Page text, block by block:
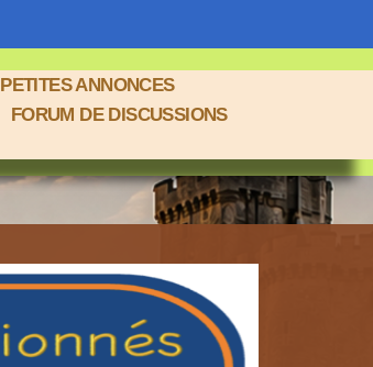
PETITES ANNONCES
FORUM DE DISCUSSIONS